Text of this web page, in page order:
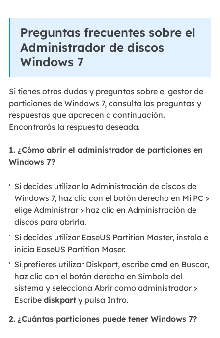
Preguntas frecuentes sobre el
Administrador de discos
Windows 7
Si tienes otras dudas y preguntas sobre el gestor de
particiones de Windows 7, consulta las preguntas y
respuestas que aparecen a continuación.
Encontrarás la respuesta deseada.
1. ¿Cómo abrir el administrador de particiones en
Windows 7?
Si decides utilizar la Administración de discos de
Windows 7, haz clic con el botón derecho en Mi PC >
elige Administrar > haz clic en Administración de
discos para abrirla.
Si decides utilizar EaseUS Partition Master, instala e
inicia EaseUS Partition Maser.
Si prefieres utilizar Diskpart, escribecmden Buscar,
haz clic con el botón derecho en Símbolo del
sistema y selecciona Abrir como administrador >
Escribediskpart y pulsa Intro.
2. ¿Cuántas particiones puede tener Windows 7?